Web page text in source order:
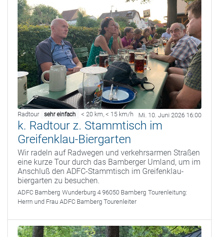
Radtour sehr einfach < 20 km, < 15 km/h Mi. 10. Juni 2026 16:00
k. Radtour z. Stammtisch im
Greifenklau-Biergarten
Wir radeln auf Radwegen und verkehrsarmen Straßen
eine kurze Tour durch das Bamberger Umland, um im
Anschluß den ADFC-Stammtisch im Greifenklau-
biergarten zu besuchen.
ADFC Bamberg Wunderburg 4 96050 Bamberg Tourenleitung:
Herrn und Frau ADFC Bamberg Tourenleiter